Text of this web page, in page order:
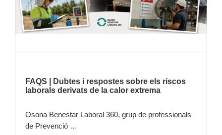
FAQS | Dubtes i respostes sobre els riscos
laborals derivats de la calor extrema
Osona Benestar Laboral 360, grup de professionals
de Prevenció …